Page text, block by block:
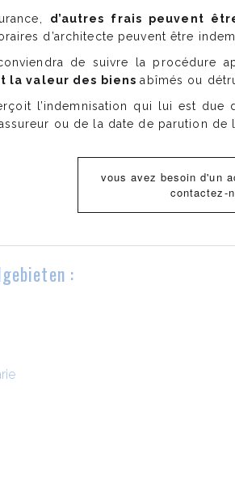
d’autres frais peuvent
d’architecte peuvent être
de suivre la procédure
la valeur des biensabîmés ou
l’indemnisation qui lui est due
ou de la date de parution de
vous avez besoin d'un
contactez-
: